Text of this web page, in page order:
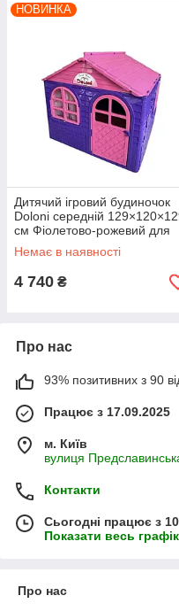
НОВИНКА
Дитячий ігровий будиночок
Doloni середній
см Фіолетово-рожевий для
дому та вулиці
Немає в наявності
4 740 ₴
Про нас
93% позитивних з 90
Працює з 17.09.2025
м. Київ
вулиця
Контакти
Сьогодні працює з
Показати весь
Про нас